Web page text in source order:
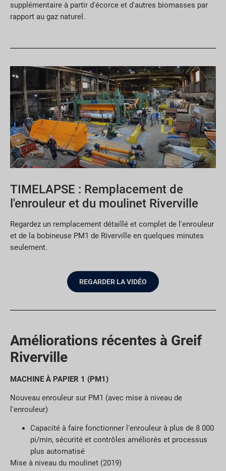
supplémentaire à partir d'écorce et d'autres biomasses par
rapport au gaz naturel.
TIMELAPSE : Remplacement de
l'enrouleur et du moulinet Riverville
Regardez un remplacement détaillé et complet de l'enrouleur
et de la bobineuse PM1 de Riverville en quelques minutes
seulement.
REGARDER LA VIDÉO
Améliorations récentes à Greif
Riverville
MACHINE À PAPIER 1 (PM1)
Nouveau enrouleur sur PM1 (avec mise à niveau de
l'enrouleur)
Capacité à faire fonctionner l'enrouleur à plus de 8 000
pi/min, sécurité et contrôles améliorés et processus
plus automatisé
Mise à niveau du moulinet (2019)